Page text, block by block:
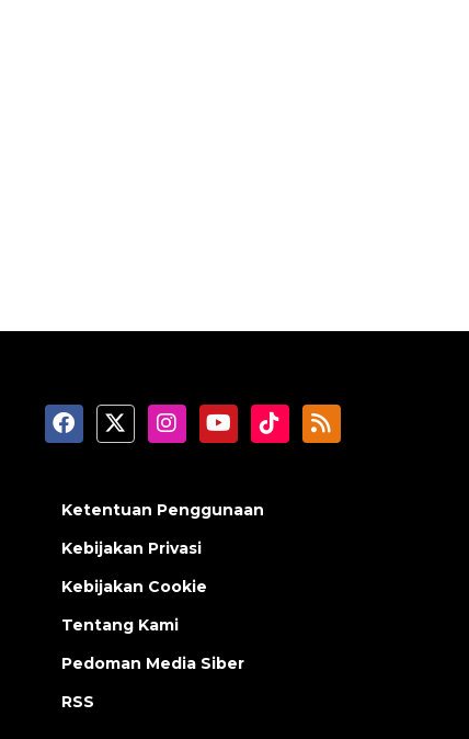
Ketentuan Penggunaan
Kebijakan Privasi
Kebijakan Cookie
Tentang Kami
Pedoman Media Siber
RSS